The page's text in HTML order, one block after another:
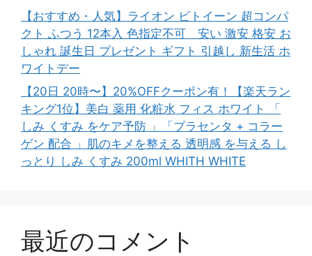
【おすすめ・人気】ライオン ビトイーン 超コンパ
クト ふつう 12本入 色指定不可 安い 激安 格安 お
しゃれ 誕生日 プレゼント ギフト 引越し 新生活 ホ
ワイトデー
【20日 20時〜】20%OFFクーポン有！【楽天ラン
キング1位】美白 薬用 化粧水 フィス ホワイト 「
しみ くすみ をケア予防 」「プラセンタ + コラー
ゲン 配合 」肌のキメを整える 透明感 を与える し
っとり しみ くすみ 200ml WHITH WHITE
最近のコメント